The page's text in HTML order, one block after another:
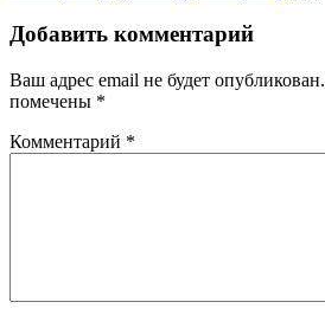
Добавить комментарий
Ваш адрес email не будет опубликован.
помечены *
Комментарий *